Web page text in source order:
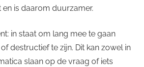
is daarom duurzamer.
in staat om lang mee te gaan
destructief te zijn. Dit kan zowel in
slaan op de vraag of iets